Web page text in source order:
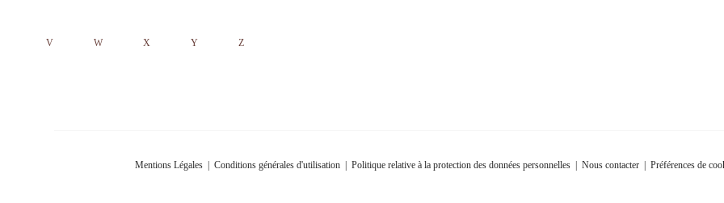
V W X Y Z
Mentions Légales Conditions générales d'utilisation Politique relative à la protection des données personnelles Nous contacter Préférences de